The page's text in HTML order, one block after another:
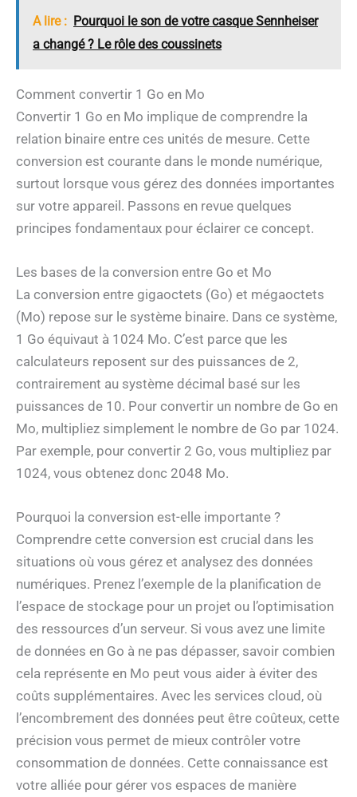
A lire : Pourquoi le son de votre casque Sennheiser
a changé ? Le rôle des coussinets
Comment convertir 1 Go en Mo
Convertir 1 Go en Mo implique de comprendre la
relation binaire entre ces unités de mesure. Cette
conversion est courante dans le monde numérique,
surtout lorsque vous gérez des données importantes
sur votre appareil. Passons en revue quelques
principes fondamentaux pour éclairer ce concept.
Les bases de la conversion entre Go et Mo
La conversion entre gigaoctets (Go) et mégaoctets
(Mo) repose sur le système binaire. Dans ce système,
1 Go équivaut à 1024 Mo. C’est parce que les
calculateurs reposent sur des puissances de 2,
contrairement au système décimal basé sur les
puissances de 10. Pour convertir un nombre de Go en
Mo, multipliez simplement le nombre de Go par 1024.
Par exemple, pour convertir 2 Go, vous multipliez par
1024, vous obtenez donc 2048 Mo.
Pourquoi la conversion est-elle importante ?
Comprendre cette conversion est crucial dans les
situations où vous gérez et analysez des données
numériques. Prenez l’exemple de la planification de
l’espace de stockage pour un projet ou l’optimisation
des ressources d’un serveur. Si vous avez une limite
de données en Go à ne pas dépasser, savoir combien
cela représente en Mo peut vous aider à éviter des
coûts supplémentaires. Avec les services cloud, où
l’encombrement des données peut être coûteux, cette
précision vous permet de mieux contrôler votre
consommation de données. Cette connaissance est
votre alliée pour gérer vos espaces de manière